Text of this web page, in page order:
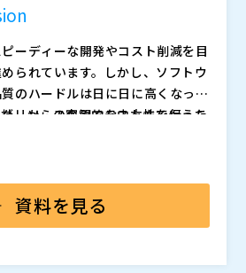
ーディーな開発やコスト削減を目
られています。しかし、ソフトウ
のハードルは日に日に高くなって
ーからの客観的な中立性を保った
という要求が高まっています。
リソースのみでテストまで行うこ
も行うことによるリスクは以下の
ラや端末などテスト環境が偏って
ースだけだと実施できるテストに
ご説明します。 また、高品質で
する第三者検証のサービスとその
る課題感を持たれている方を対象
ス活用研究所（） マジセミ株式
資料を見る